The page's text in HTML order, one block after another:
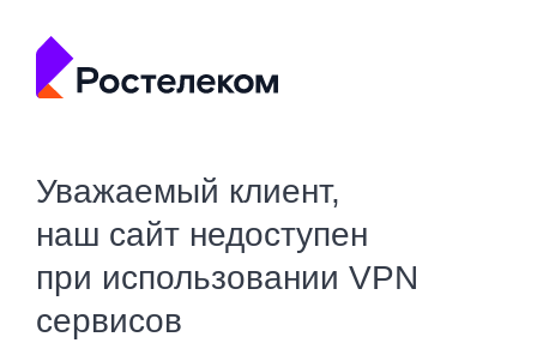
Уважаемый клиент,
наш сайт недоступен
при использовании VPN
сервисов